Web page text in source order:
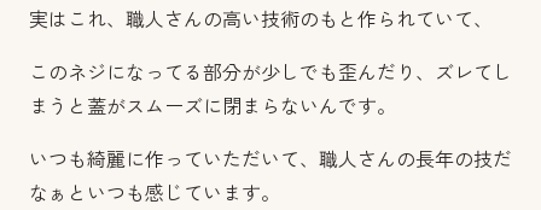
実はこれ、職人さんの高い技術のもと作られていて、
このネジになってる部分が少しでも歪んだり、ズレてし
まうと蓋がスムーズに閉まらないんです。
いつも綺麗に作っていただいて、職人さんの長年の技だ
なぁといつも感じています。